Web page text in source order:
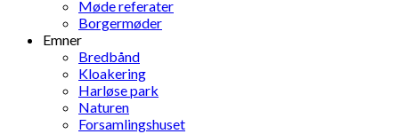
Møde referater
Borgermøder
Emner
Bredbånd
Kloakering
Harløse park
Naturen
Forsamlingshuset